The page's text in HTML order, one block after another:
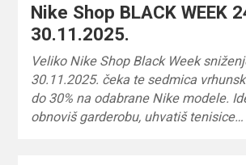
Nike Shop BLACK WEEK
30.11.2025.
Veliko Nike Shop Black Week
30.11.2025. čeka te sedmica
do 30% na odabrane Nike modele.
obnoviš garderobu, uhvatiš tenisice…